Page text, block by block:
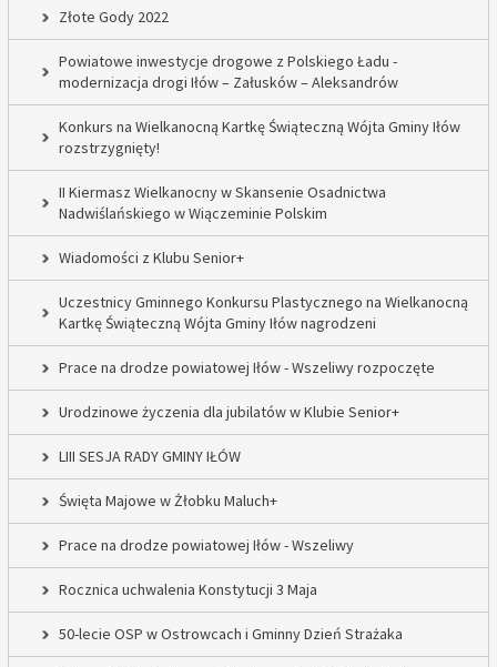
Złote Gody 2022
Powiatowe inwestycje drogowe z Polskiego Ładu -
modernizacja drogi Iłów – Załusków – Aleksandrów
Konkurs na Wielkanocną Kartkę Świąteczną Wójta Gminy Iłów
rozstrzygnięty!
II Kiermasz Wielkanocny w Skansenie Osadnictwa
Nadwiślańskiego w Wiączeminie Polskim
Wiadomości z Klubu Senior+
Uczestnicy Gminnego Konkursu Plastycznego na Wielkanocną
Kartkę Świąteczną Wójta Gminy Iłów nagrodzeni
Prace na drodze powiatowej Iłów - Wszeliwy rozpoczęte
Urodzinowe życzenia dla jubilatów w Klubie Senior+
LIII SESJA RADY GMINY IŁÓW
Święta Majowe w Żłobku Maluch+
Prace na drodze powiatowej Iłów - Wszeliwy
Rocznica uchwalenia Konstytucji 3 Maja
50-lecie OSP w Ostrowcach i Gminny Dzień Strażaka